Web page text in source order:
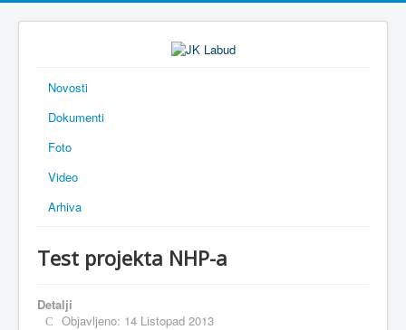
Novosti
Dokumenti
Foto
Video
Arhiva
Test projekta NHP-a
Detalji
Objavljeno: 14 Listopad 2013